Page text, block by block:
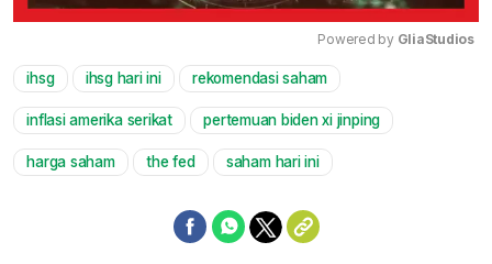
Powered by GliaStudios
ihsg ihsg hari ini rekomendasi saham
inflasi amerika serikat pertemuan biden xi jinping
harga saham the fed saham hari ini